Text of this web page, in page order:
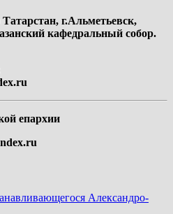
г.Альметьевск,
кафедральный собор.
епархии